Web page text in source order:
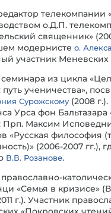
телекомпании
о.Д.П.
священник»
модернистео.
участник Меневских
из цикла
путь ученичества»,
Сурожскому(2008
Урса фон Бальтазара
Прп. Максим
«Русская философия
(2006-2007 гг.),
В.В. Розанове.
«Семья в кризисе»
г.). Участник